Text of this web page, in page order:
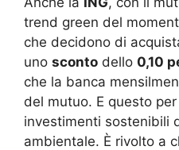
trend green del
che decidono di
uno sconto dello 0,10
che la banca
del mutuo. E questo
investimenti sostenibili
ambientale. È rivolto a